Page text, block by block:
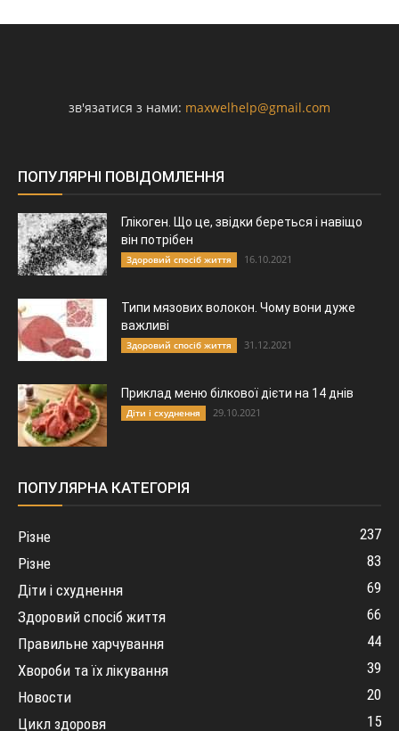
зв'язатися з нами: maxwelhelp@gmail.com
ПОПУЛЯРНІ ПОВІДОМЛЕННЯ
Глікоген. Що це, звідки береться і навіщо
він потрібен
Здоровий спосіб життя 16.10.2021
Типи мязових волокон. Чому вони дуже
важливі
Здоровий спосіб життя 31.12.2021
Приклад меню білкової дієти на 14 днів
Діти і схуднення 29.10.2021
ПОПУЛЯРНА КАТЕГОРІЯ
Різне
237
Різне
83
Діти і схуднення
69
Здоровий спосіб життя
66
Правильне харчування
44
Хвороби та їх лікування
39
Новости
20
Цикл здоровя
15